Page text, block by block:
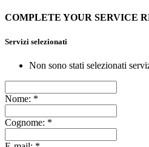
COMPLETE YOUR SERVICE
Servizi selezionati
Non sono stati selezionati
Nome: *
Cognome: *